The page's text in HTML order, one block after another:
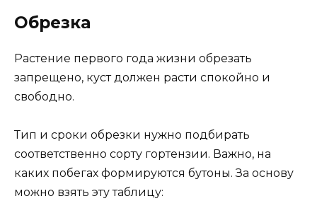
Обрезка
Растение первого года жизни обрезать
запрещено, куст должен расти спокойно и
свободно.
Тип и сроки обрезки нужно подбирать
соответственно сорту гортензии. Важно, на
каких побегах формируются бутоны. За основу
можно взять эту таблицу: